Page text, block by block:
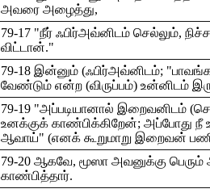
அவரை அழைத்து,
79-17 "நீர் ஃபிர்அவ்னிடம் செல்லும்,
விட்டான்."
79-18 இன்னும் (ஃபிர்அவ்னிடம்;
வேண்டும் என்ற (விருப்பம்) உன்னிடம்
79-19 "அப்படியானால் இறைவனிடம்
உனக்குக் காண்பிக்கிறேன்; அப்போது
ஆவாய்" (எனக் கூறுமாறு இறைவன்
79-20 ஆகவே, மூஸா அவனுக்கு
காண்பித்தார்.